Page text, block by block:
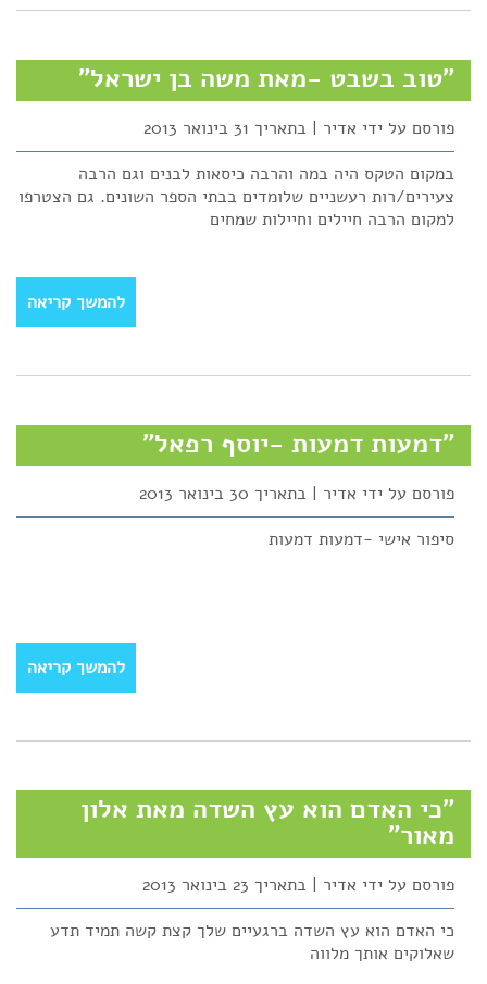
"טוב בשבט -מאת משה בן ישראל"
פורסם על ידי אדיר | בתאריך 31 בינואר 2013
במקום הטקס היה במה והרבה כיסאות לבנים וגם הרבה
צעירים/רות רעשניים שלומדים בבתי הספר השונים. גם הצטרפו
למקום הרבה חיילים וחיילות שמחים
להמשך קריאה
"דמעות דמעות -יוסף רפאל"
פורסם על ידי אדיר | בתאריך 30 בינואר 2013
סיפור אישי -דמעות דמעות
להמשך קריאה
"כי האדם הוא עץ השדה מאת אלון
מאור"
פורסם על ידי אדיר | בתאריך 23 בינואר 2013
כי האדם הוא עץ השדה ברגעיים שלך קצת קשה תמיד תדע
שאלוקים אותך מלווה